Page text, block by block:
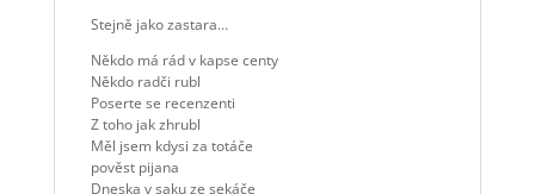
Stejně jako zastara…
Někdo má rád v kapse centy
Někdo radči rubl
Poserte se recenzenti
Z toho jak zhrubl
Měl jsem kdysi za totáče
pověst pijana
Dneska v saku ze sekáče